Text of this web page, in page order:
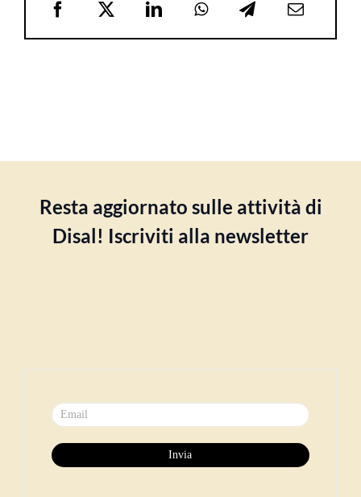
Resta aggiornato sulle attività di
Disal! Iscriviti alla newsletter